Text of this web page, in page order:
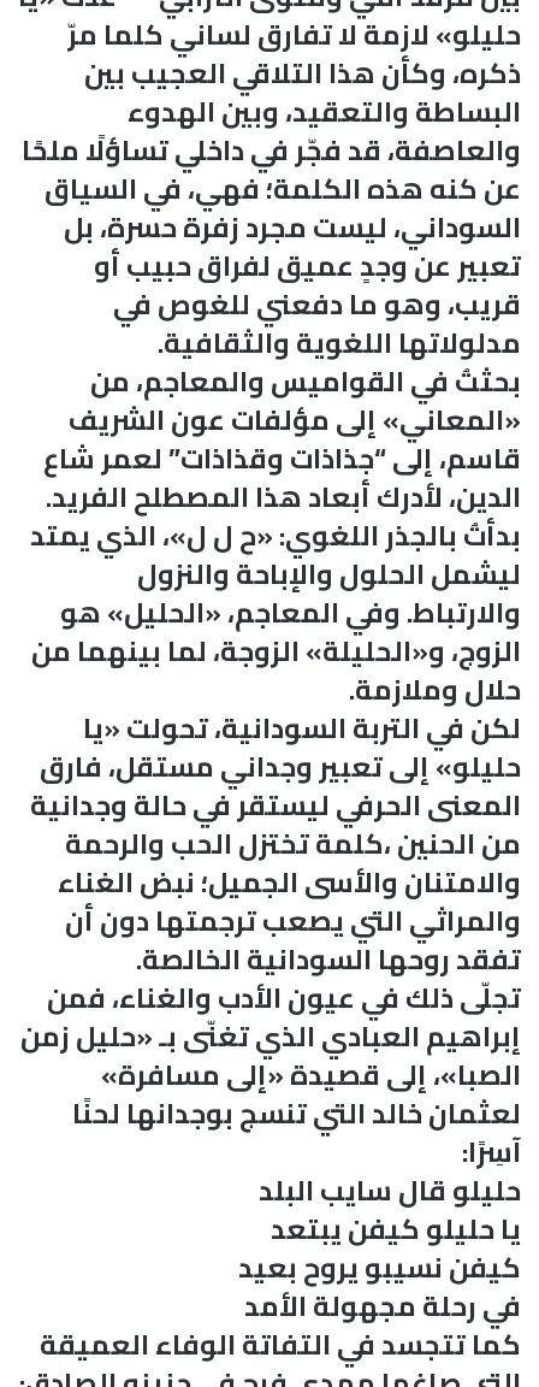
حليلو» لازمة لا تفارق لساني كلما مرّ
ذكره، وكأن هذا التلاقي العجيب بين
البساطة والتعقيد، وبين الهدوء
والعاصفة، قد فجّر في داخلي تساؤلًا ملحًا
عن كنه هذه الكلمة؛ فهي، في السياق
السوداني، ليست مجرد زفرة حسرة، بل
تعبير عن وجدٍ عميق لفراق حبيب أو
قريب، وهو ما دفعني للغوص في
مدلولاتها اللغوية والثقافية.
بحثتُ في القواميس والمعاجم، من
«المعاني» إلى مؤلفات عون الشريف
قاسم، إلى “جذاذات وقذاذات” لعمر شاع
الدين، لأدرك أبعاد هذا المصطلح الفريد.
بدأتُ بالجذر اللغوي: «ح ل ل»، الذي يمتد
ليشمل الحلول والإباحة والنزول
والارتباط. وفي المعاجم، «الحليل» هو
الزوج، و«الحليلة» الزوجة، لما بينهما من
حلال وملازمة.
لكن في التربة السودانية، تحولت «يا
حليلو» إلى تعبير وجداني مستقل، فارق
المعنى الحرفي ليستقر في حالة وجدانية
من الحنين ،كلمة تختزل الحب والرحمة
والامتنان والأسى الجميل؛ نبض الغناء
والمراثي التي يصعب ترجمتها دون أن
تفقد روحها السودانية الخالصة.
تجلّى ذلك في عيون الأدب والغناء، فمن
إبراهيم العبادي الذي تغنّى بـ «حليل زمن
الصبا»، إلى قصيدة «إلى مسافرة»
لعثمان خالد التي تنسج بوجدانها لحنًا
آسِرًا:
حليلو قال سايب البلد
يا حليلو كيفن يبتعد
كيفن نسيبو يروح بعيد
في رحلة مجهولة الأمد
كما تتجسد في التفاتة الوفاء العميقة